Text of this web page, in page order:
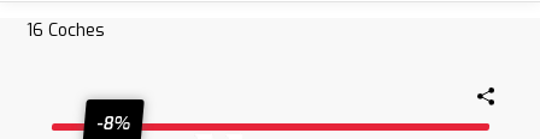
16 Coches
-8%